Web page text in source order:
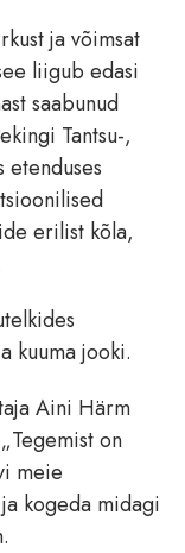
ja võimsat
liigub edasi
saabunud
Tantsu-,
etenduses
erilist kõla,
kuuma jooki.
Aini Härm
on
meie
kogeda midagi